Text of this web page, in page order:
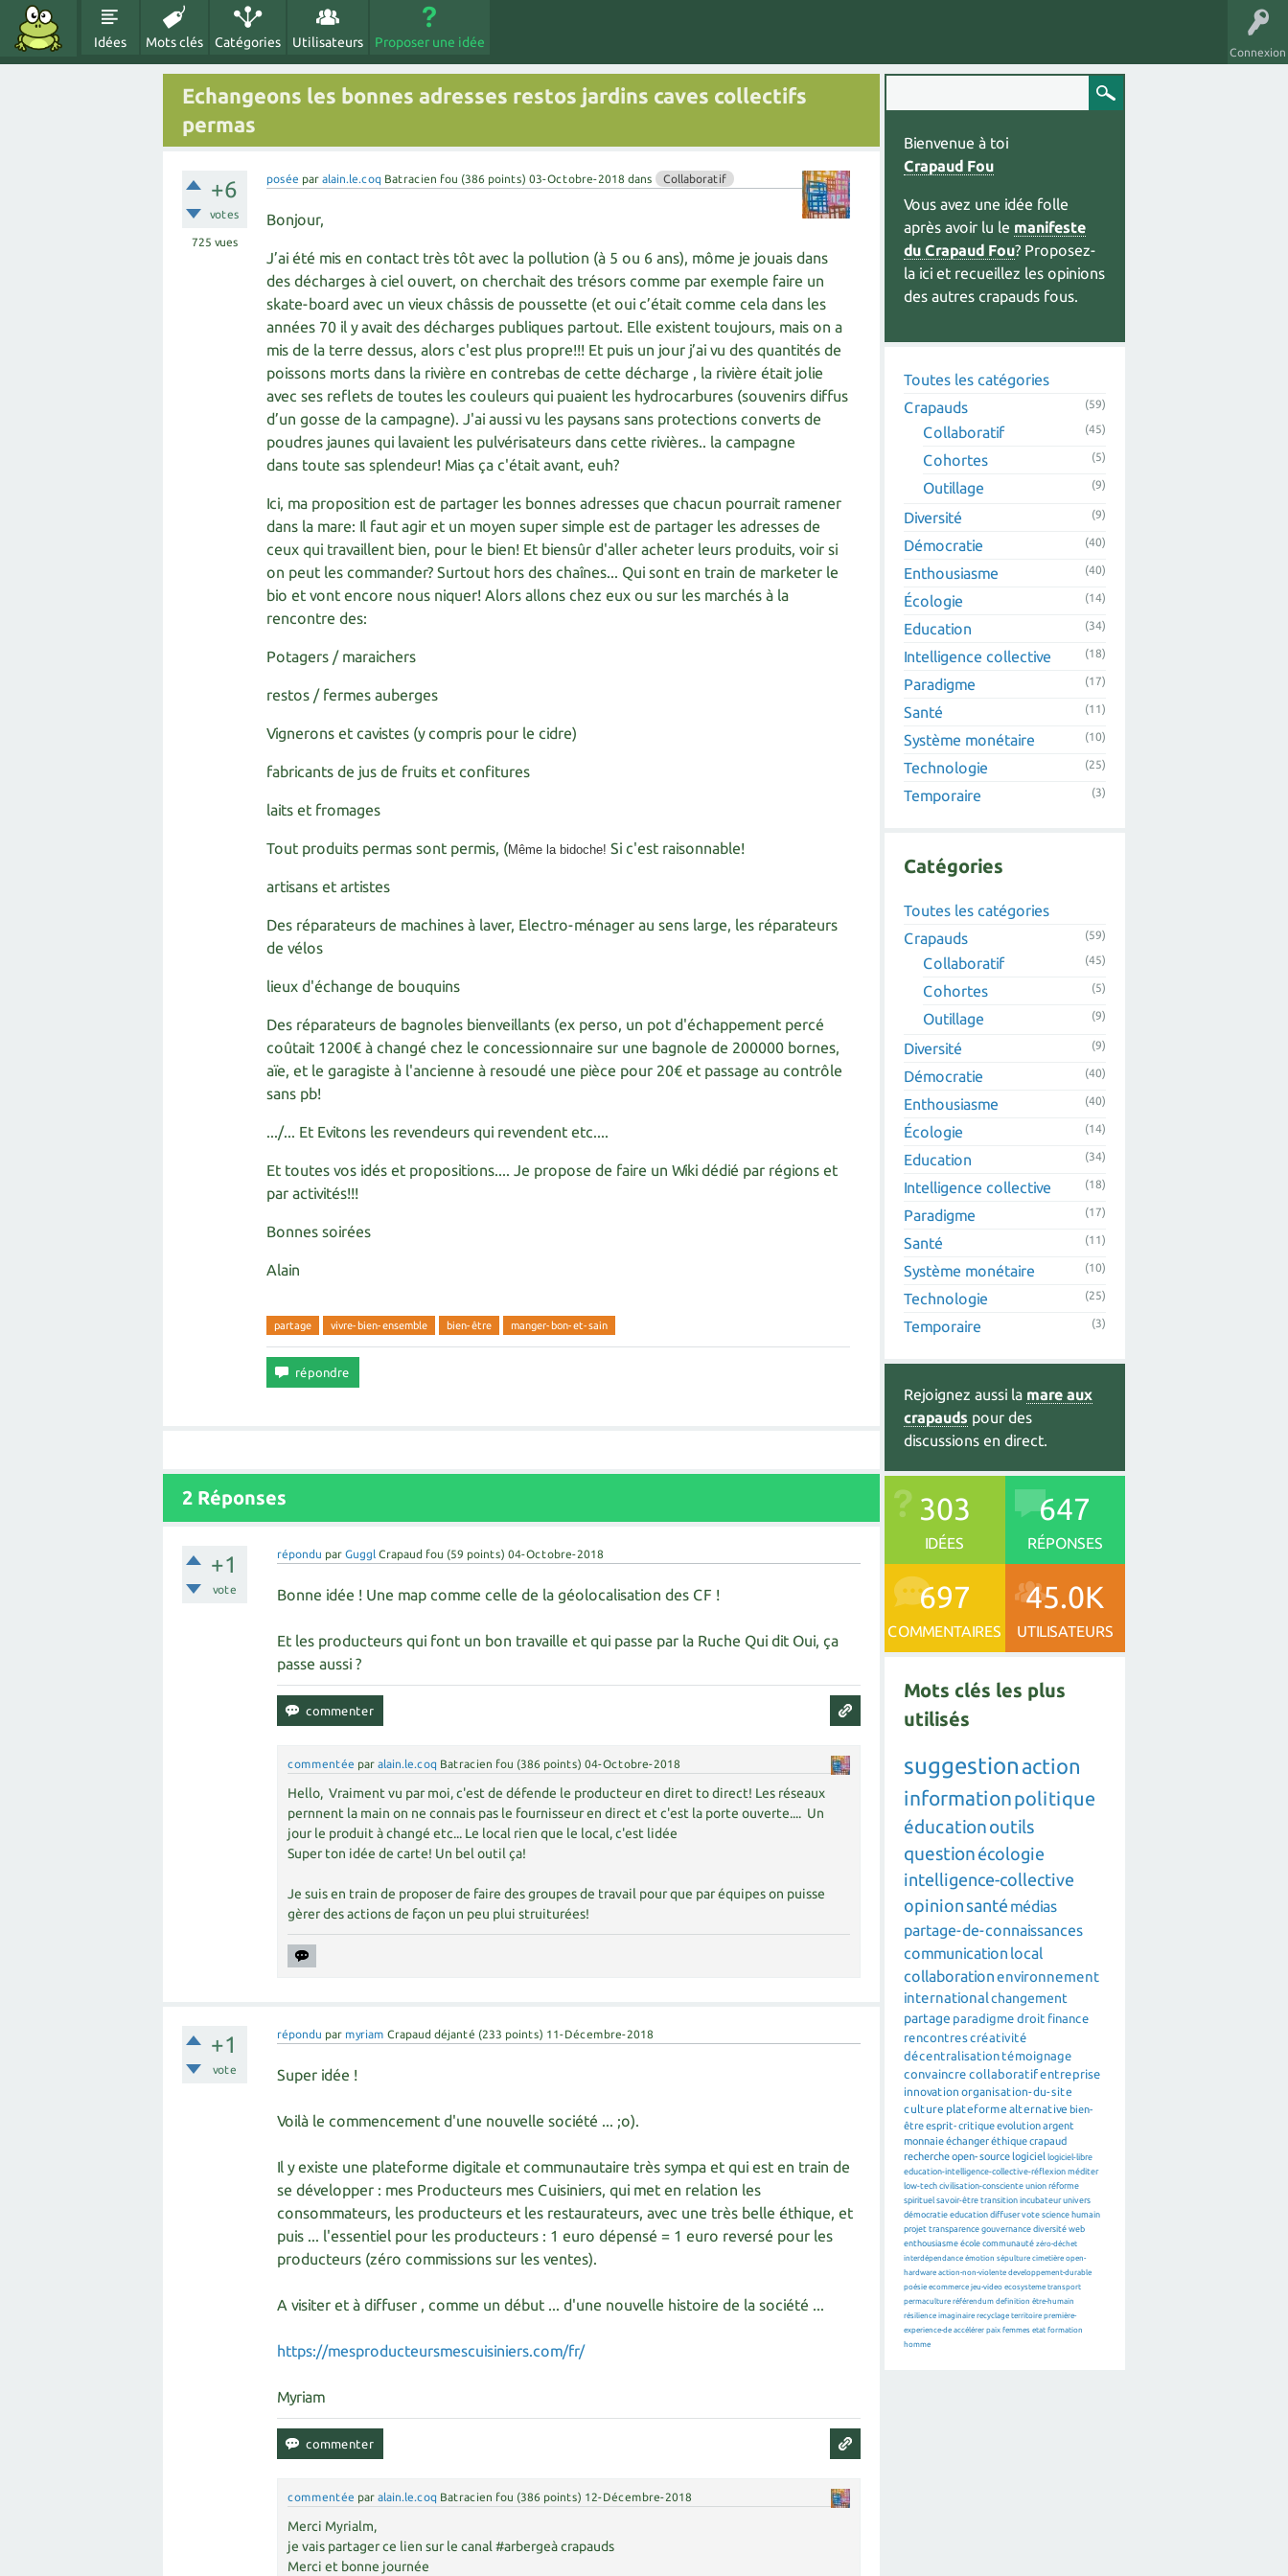
Connexion
Idées Mots clés Catégories Utilisateurs Proposer une idée
Echangeons les bonnes adresses restos jardins caves collectifs
permas
+6
votes
725 vues
posée par alain.le.coq Batracien fou (386 points) 03-Octobre-2018 dans Collaboratif
Bonjour,
J’ai été mis en contact très tôt avec la pollution (à 5 ou 6 ans), môme je jouais dans
des décharges à ciel ouvert, on cherchait des trésors comme par exemple faire un
skate-board avec un vieux châssis de poussette (et oui c’était comme cela dans les
années 70 il y avait des décharges publiques partout. Elle existent toujours, mais on a
mis de la terre dessus, alors c'est plus propre!!! Et puis un jour j’ai vu des quantités de
poissons morts dans la rivière en contrebas de cette décharge , la rivière était jolie
avec ses reflets de toutes les couleurs qui puaient les hydrocarbures (souvenirs diffus
d’un gosse de la campagne). J'ai aussi vu les paysans sans protections converts de
poudres jaunes qui lavaient les pulvérisateurs dans cette rivières.. la campagne
dans toute sas splendeur! Mias ça c'était avant, euh?
Ici, ma proposition est de partager les bonnes adresses que chacun pourrait ramener
dans la mare: Il faut agir et un moyen super simple est de partager les adresses de
ceux qui travaillent bien, pour le bien! Et biensûr d'aller acheter leurs produits, voir si
on peut les commander? Surtout hors des chaînes... Qui sont en train de marketer le
bio et vont encore nous niquer! Alors allons chez eux ou sur les marchés à la
rencontre des:
Potagers / maraichers
restos / fermes auberges
Vignerons et cavistes (y compris pour le cidre)
fabricants de jus de fruits et confitures
laits et fromages
Tout produits permas sont permis, (Même la bidoche! Si c'est raisonnable!
artisans et artistes
Des réparateurs de machines à laver, Electro-ménager au sens large, les réparateurs
de vélos
lieux d'échange de bouquins
Des réparateurs de bagnoles bienveillants (ex perso, un pot d'échappement percé
coûtait 1200€ à changé chez le concessionnaire sur une bagnole de 200000 bornes,
aïe, et le garagiste à l'ancienne à resoudé une pièce pour 20€ et passage au contrôle
sans pb!
.../... Et Evitons les revendeurs qui revendent etc....
Et toutes vos idés et propositions.... Je propose de faire un Wiki dédié par régions et
par activités!!!
Bonnes soirées
Alain
partage vivre-bien-ensemble bien-être manger-bon-et-sain
2 Réponses
+1
vote
répondu parGuggl Crapaud fou (59 points) 04-Octobre-2018
Bonne idée ! Une map comme celle de la géolocalisation des CF !
Et les producteurs qui font un bon travaille et qui passe par la Ruche Qui dit Oui, ça
passe aussi ?
commentée paralain.le.coq Batracien fou (386 points) 04-Octobre-2018
Hello, Vraiment vu par moi, c'est de défende le producteur en diret to direct! Les réseaux
pernnent la main on ne connais pas le fournisseur en direct et c'est la porte ouverte.... Un
jour le produit à changé etc... Le local rien que le local, c'est lidée
Super ton idée de carte! Un bel outil ça!
Je suis en train de proposer de faire des groupes de travail pour que par équipes on puisse
gèrer des actions de façon un peu plui struiturées!
+1
vote
répondu par myriam Crapaud déjanté (233 points) 11-Décembre-2018
Super idée !
Voilà le commencement d'une nouvelle société ... ;o).
Il y existe une plateforme digitale et communautaire très sympa et qui est en train de
se développer : mes Producteurs mes Cuisiniers, qui met en relation les
consommateurs, les producteurs et les restaurateurs, avec une très belle éthique, et
puis ... l'essentiel pour les producteurs : 1 euro dépensé = 1 euro reversé pour les
producteurs (zéro commissions sur les ventes).
A visiter et à diffuser , comme un début ... d'une nouvelle histoire de la société ...
https://mesproducteursmescuisiniers.com/fr/
Myriam
commentée paralain.le.coq Batracien fou (386 points) 12-Décembre-2018
Merci Myrialm,
je vais partager ce lien sur le canal #arbergeà crapauds
Merci et bonne journée
Bienvenue à toi
Crapaud Fou
Vous avez une idée folle
après avoir lu le manifeste
du Crapaud Fou? Proposez-
la ici et recueillez les opinions
des autres crapauds fous.
Toutes les catégories
Crapauds
(59)
Collaboratif (45)
Cohortes (5)
Outillage (9)
Diversité (9)
Démocratie (40)
Enthousiasme (40)
Écologie (14)
Education (34)
Intelligence collective (18)
Paradigme (17)
Santé (11)
Système monétaire (10)
Technologie (25)
Temporaire (3)
Catégories
Toutes les catégories
Crapauds
(59)
Collaboratif (45)
Cohortes (5)
Outillage (9)
Diversité (9)
Démocratie (40)
Enthousiasme (40)
Écologie (14)
Education (34)
Intelligence collective (18)
Paradigme (17)
Santé (11)
Système monétaire (10)
Technologie (25)
Temporaire (3)
Rejoignez aussi la mare aux
crapauds pour des
discussions en direct.
303
IDÉES
647
RÉPONSES
697
COMMENTAIRES
45.0K
UTILISATEURS
Mots clés les plus
utilisés
suggestion action
informationpolitique
éducationoutils
question écologie
intelligence-collective
opinion santé médias
partage-de-connaissances
communication local
collaborationenvironnement
internationalchangement
partage paradigme droit finance
rencontrescréativité
décentralisation témoignage
convaincre collaboratifentreprise
innovation organisation-du-site
culture plateforme alternative bien-
êtreesprit-critiqueevolutionargent
monnaieéchangeréthiquecrapaud
rechercheopen-source logiciel logiciel-libre
education-intelligence-collective-réflexion méditer
low-tech civilisation-consciente union réforme
spirituel savoir-être transition incubateur univers
démocratie education diffuser vote science humain
projet transparence gouvernance diversité web
enthousiasme école communauté zéro-déchet
interdépendance émotion sépulture cimetière open-
hardware action-non-violente developpement-durable
poésie ecommerce jeu-video ecosysteme transport
permaculture référendum definition être-humain
résilience imaginaire recyclage territoire première-
experience-de accélérer paix femmes etat formation
homme